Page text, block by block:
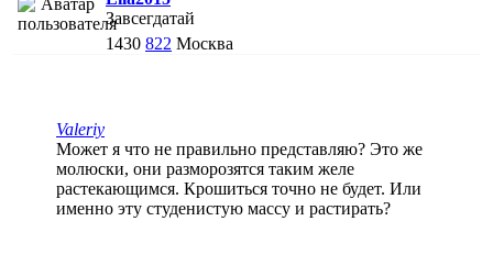
Завсегдатай
1430 822 Москва
Valeriy
Может я что не правильно представляю? Это же
молюски, они разморозятся таким желе
растекающимся. Крошиться точно не будет. Или
именно эту студенистую массу и растирать?